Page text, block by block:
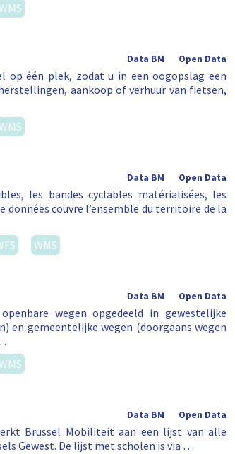
Open Data
Data BM
op één plek, zodat u in een oogopslag een
aankoop of verhuur van fietsen,
Open Data
Data BM
les bandes cyclables matérialisées, les
données couvre l’ensemble du territoire de la
WMS
Open Data
Data BM
wegen opgedeeld in gewestelijke
en gemeentelijke wegen (doorgaans wegen
Open Data
Data BM
Brussel Mobiliteit aan een lijst van alle
Gewest. De lijst met scholen is via …